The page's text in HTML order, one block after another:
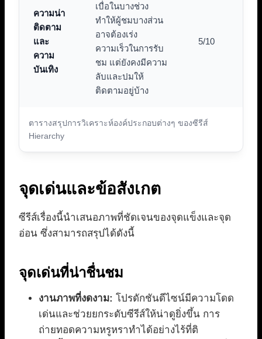
ตารางสรุปการวิเคราะห์องค์ประกอบต่างๆ ของซีรีส์
Hierarchy
ความน่า
ติดตาม
และ
ความ
บันเทิง
เบื่อในบางช่วง
ทำให้ผู้ชมบางส่วน
อาจต้องเร่ง
ความเร็วในการรับ
ชม แต่ยังคงมีความ
ลับและปมให้
ติดตามอยู่บ้าง
5/10
จุดเด่นและข้อสังเกต
ซีรีส์เรื่องนี้นำเสนอภาพที่ชัดเจนของจุดแข็งและจุด
อ่อน ซึ่งสามารถสรุปได้ดังนี้
จุดเด่นที่น่าชื่นชม
งานภาพที่งดงาม: โปรดักชันดีไซน์มีความโดด
เด่นและช่วยยกระดับซีรีส์ให้น่าดูยิ่งขึ้น การ
ถ่ายทอดความหรูหราทำได้อย่างไร้ที่ติ